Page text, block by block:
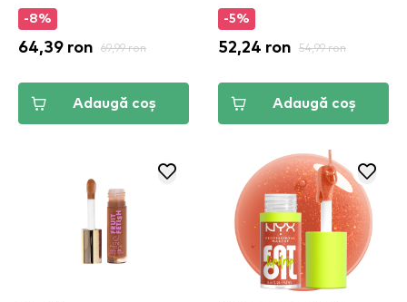
-8%
64,39 ron 69,99 ron
Adaugă coș
-5%
52,24 ron 54,99 ron
Adaugă coș